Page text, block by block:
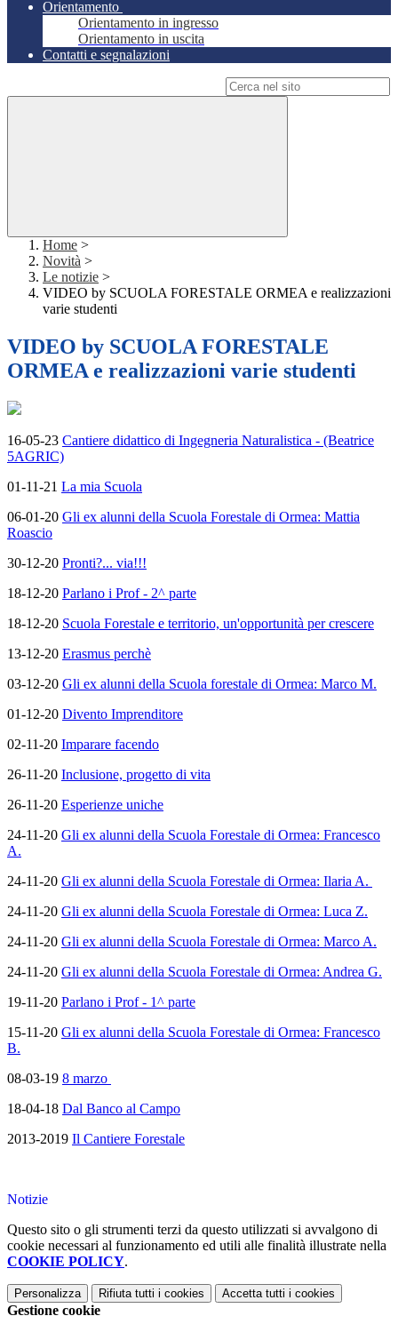
Orientamento
Orientamento in ingresso
Orientamento in uscita
Contatti e segnalazioni
Home >
Novità >
Le notizie >
VIDEO by SCUOLA FORESTALE ORMEA e realizzazioni
varie studenti
VIDEO by SCUOLA FORESTALE
ORMEA e realizzazioni varie studenti
16-05-23 Cantiere didattico di Ingegneria Naturalistica - (Beatrice
5AGRIC)
01-11-21 La mia Scuola
06-01-20 Gli ex alunni della Scuola Forestale di Ormea: Mattia
Roascio
30-12-20 Pronti?... via!!!
18-12-20 Parlano i Prof - 2^ parte
18-12-20 Scuola Forestale e territorio, un'opportunità per crescere
13-12-20 Erasmus perchè
03-12-20 Gli ex alunni della Scuola forestale di Ormea: Marco M.
01-12-20 Divento Imprenditore
02-11-20 Imparare facendo
26-11-20 Inclusione, progetto di vita
26-11-20 Esperienze uniche
24-11-20 Gli ex alunni della Scuola Forestale di Ormea: Francesco
A.
24-11-20 Gli ex alunni della Scuola Forestale di Ormea: Ilaria A.
24-11-20 Gli ex alunni della Scuola Forestale di Ormea: Luca Z.
24-11-20 Gli ex alunni della Scuola Forestale di Ormea: Marco A.
24-11-20 Gli ex alunni della Scuola Forestale di Ormea: Andrea G.
19-11-20 Parlano i Prof - 1^ parte
15-11-20 Gli ex alunni della Scuola Forestale di Ormea: Francesco
B.
08-03-19 8 marzo
18-04-18 Dal Banco al Campo
2013-2019 Il Cantiere Forestale
Notizie
Questo sito o gli strumenti terzi da questo utilizzati si avvalgono di
cookie necessari al funzionamento ed utili alle finalità illustrate nella
COOKIE POLICY.
Personalizza Rifiuta tutti i cookies Accetta tutti i cookies
Gestione cookie